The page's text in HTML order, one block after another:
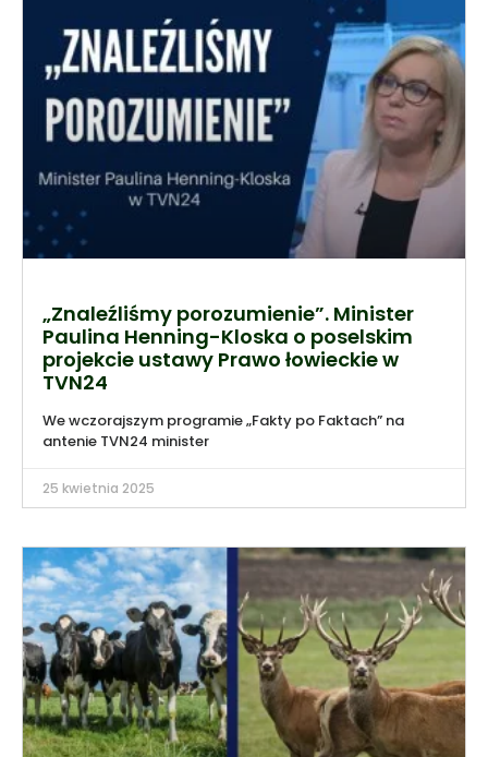
„Znaleźliśmy porozumienie”. Minister
Paulina Henning-Kloska o poselskim
projekcie ustawy Prawo łowieckie w
TVN24
We wczorajszym programie „Fakty po Faktach” na
antenie TVN24 minister
25 kwietnia 2025